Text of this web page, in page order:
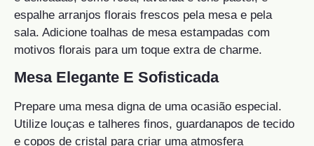
espalhe arranjos florais frescos pela mesa e pela
sala. Adicione toalhas de mesa estampadas com
motivos florais para um toque extra de charme.
Mesa Elegante E Sofisticada
Prepare uma mesa digna de uma ocasião especial.
Utilize louças e talheres finos, guardanapos de tecido
e copos de cristal para criar uma atmosfera